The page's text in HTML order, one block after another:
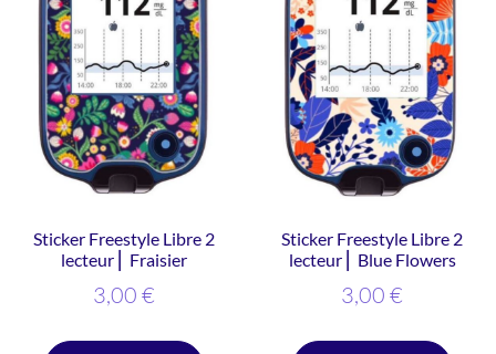
Sticker Freestyle Libre 2
lecteur ⎜ Fraisier
3,00 €
Sticker Freestyle Libre 2
lecteur ⎜ Blue Flowers
3,00 €